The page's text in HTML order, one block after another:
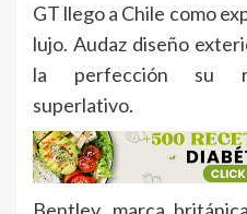
GT llego a Chile como
lujo. Audaz diseño
la perfección su
superlativo.